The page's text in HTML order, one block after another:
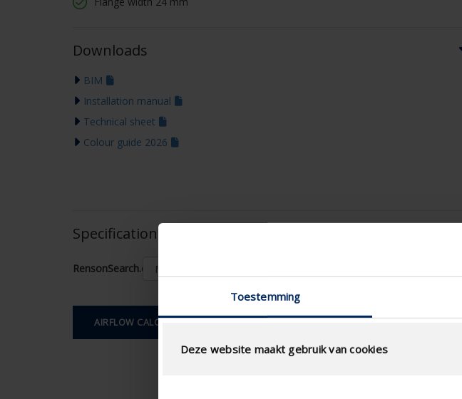
Toestemming
Deze website maakt gebruik van cookies
Downloads
BIM
Installation manual
Technical sheet
Colour guide 2026
Specifications based on your calculation
RensonSearch.calculation.Gaastype
AIRFLOW CALCULATION